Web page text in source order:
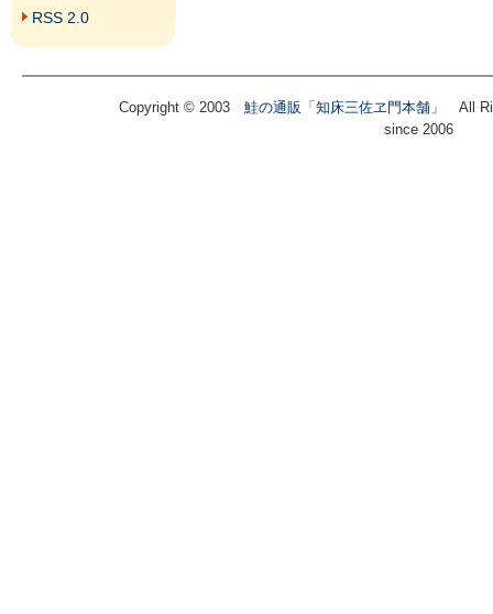
RSS 2.0
Copyright © 2003 鮭の通販「知床三佐ヱ門本舗」
All
since 2006